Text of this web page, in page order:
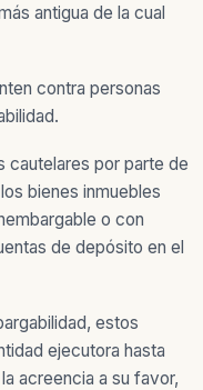
antigua de la cual
contra personas
por parte de
bienes inmuebles
o con
de depósito en el
estos
ejecutora hasta
acreencia a su favor,